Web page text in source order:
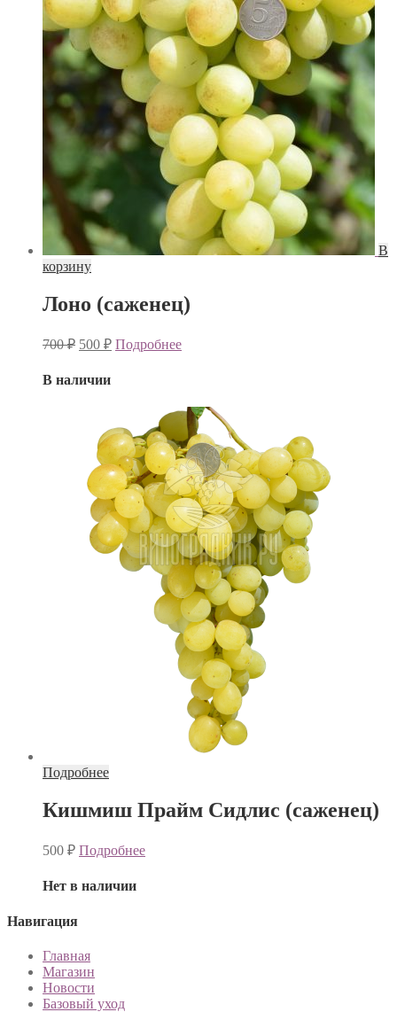
В
корзину
Лоно (саженец)
700₽ 500 ₽ Подробнее
В наличии
Подробнее
Кишмиш Прайм Сидлис (саженец)
500 ₽ Подробнее
Нет в наличии
Навигация
Главная
Магазин
Новости
Базовый уход